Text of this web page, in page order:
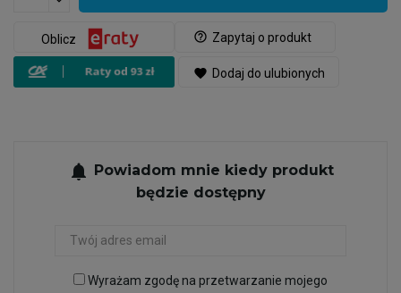
help_outline Zapytaj o produkt
Oblicz
favorite Dodaj do ulubionych
notifications Powiadom mnie kiedy produkt
będzie dostępny
Wyrażam zgodę na przetwarzanie mojego